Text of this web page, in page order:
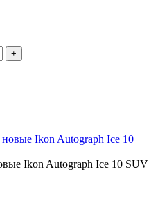
+
Ikon Autograph Ice 10 SUV